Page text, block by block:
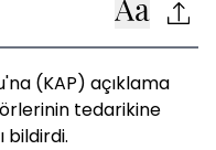
(KAP) açıklama
tedarikine
bildirdi.